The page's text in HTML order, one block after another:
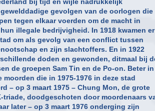
gevolgen van de oorlogen die
tegen elkaar voerden om de macht in
illegale bedrijvigheid. In 1918 kwamen er
om als gevolg van een conflict tussen
en zijn slachtoffers. En in 1922
doden en gewonden, ditmaal bij
de groepen Sam Tin en de Po-on. Beter in
die in 1975-1976 in deze stad
– op 3 maart 1975 – Chung Mon, de grote
triade, doodgeschoten door moordenaars
later – op 3 maart 1976 onderging zijn